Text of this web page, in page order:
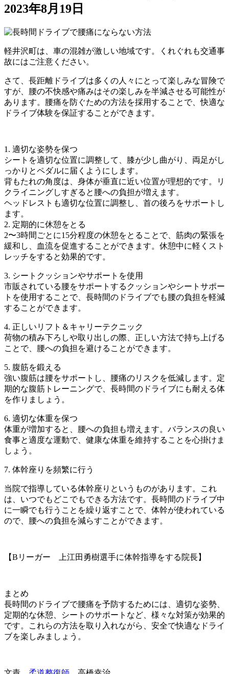
2023年8月19日
軽井沢町は、車の混雑が激しい地域です。くれぐれも交通事
故にはご注意ください。
さて、長距離ドライブは多くの人々にとって楽しみな冒険で
すが、腰の不快感や痛みはその楽しみを半減させる可能性が
あります。腰痛を防ぐための方法を採用することで、快適な
ドライブ体験を保証することができます。
1. 適切な姿勢を保つ
シートを適切な位置に調整して、膝が少し曲がり、両足がし
っかりとペダルに届くようにします。
背もたれの角度は、身体が垂直に近い位置が理想的です。リ
クライニングしすぎると腰への負担が増えます。
ヘッドレストも適切な位置に調整し、首の後ろをサポートし
ます。
2. 定期的に休憩をとる
2〜3時間ごとに15分程度の休憩をとることで、筋肉の緊張を
緩和し、血流を促進することができます。休憩中に軽くスト
レッチをすると効果的です。
3. シートクッションやサポートを使用
市販されている腰をサポートするクッションやシートサポー
トを使用することで、長時間のドライブでも腰の負担を軽減
することができます。
4. 正しいリフト＆キャリーテクニック
荷物の積み下ろしや取り出しの際、正しい方法で持ち上げる
ことで、腰への負担を避けることができます。
5. 腹筋を鍛える
強い腹筋は腰をサポートし、腰痛のリスクを低減します。定
期的な腹筋トレーニングで、長時間のドライブにも耐える体
を作りましょう。
6. 適切な体重を保つ
体重が増加すると、腰への負担も増えます。バランスの良い
食事と適度な運動で、健康な体重を維持することを心掛けま
しょう。
7. 体幹座りを頻繁に行う
当院で指導している体幹座りというものがあります。これ
は、いつでもどこでもできる方法です。長時間のドライブ中
に一瞬でも行うことを繰り返すことで、体幹が使われている
ので、腰への負担を減らすことができます。
【Bリーガー 上江田勇樹選手に体幹指導をする院長】
まとめ
長時間のドライブで腰痛を予防するためには、適切な姿勢、
定期的な休憩、シートのサポートなど、様々な対策が効果的
です。これらの方法を取り入れながら、安全で快適なドライ
ブを楽しみましょう。